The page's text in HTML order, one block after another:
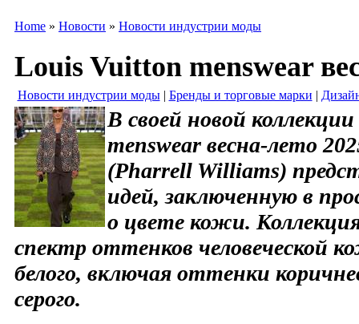
Home » Новости » Новости индустрии моды
Louis Vuitton menswear
Новости индустрии моды| Бренды и торговые марки |
В своей новой
menswear весна-лето
(Pharrell Williams)
идей, заключенную в
о цвете кожи.
спектр оттенков человеческой
белого, включая оттенки
серого.